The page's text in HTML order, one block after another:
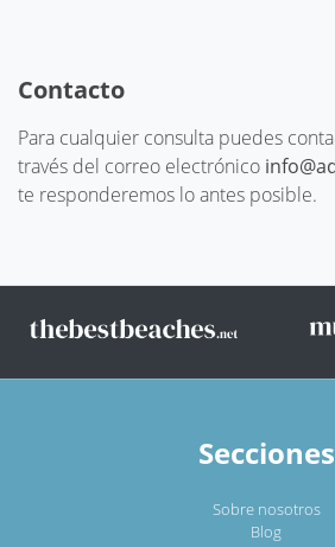
Contacto
Para cualquier consulta puedes
través del correo electrónico
te responderemos lo antes posible.
Secciones
Sobre nosotros
Blog